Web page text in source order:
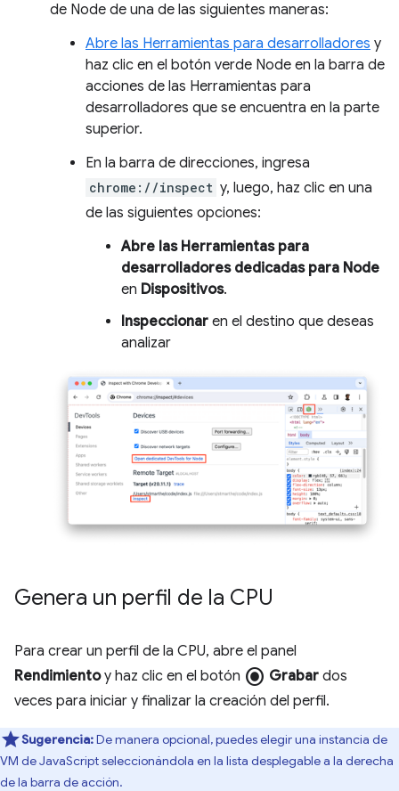
de Node de una de las siguientes maneras:
Abre las Herramientas para desarrolladores y
haz clic en el botón verde Node en la barra de
acciones de las Herramientas para
desarrolladores que se encuentra en la parte
superior.
En la barra de direcciones, ingresa
chrome://inspect y, luego, haz clic en una
de las siguientes opciones:
Abre las Herramientas para
desarrolladores dedicadas para Node
en Dispositivos.
Inspeccionar en el destino que deseas
analizar
Genera un perfil de la CPU
Para crear un perfil de la CPU, abre el panel
Rendimientoy haz clic en el botón radio_button_checked Grabar dos
veces para iniciar y finalizar la creación del perfil.
Sugerencia:De manera opcional, puedes elegir una instancia de
VM de JavaScript seleccionándola en la lista desplegable a la derecha
de la barra de acción.